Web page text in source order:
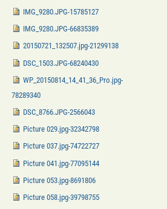
IMG_9280.JPG-15785127
IMG_9280.JPG-66835389
20150721_132507.jpg-21299138
DSC_1503.JPG-68240430
WP_20150814_14_41_36_Pro.jpg-
78289340
DSC_8766.JPG-2566043
Picture 029.jpg-32342798
Picture 037.jpg-74722727
Picture 041.jpg-77095144
Picture 053.jpg-8691806
Picture 058.jpg-39798755